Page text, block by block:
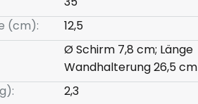
(cm):
12,5
Ø Schirm 7,8 cm; Länge
Wandhalterung 26,5 cm
2,3